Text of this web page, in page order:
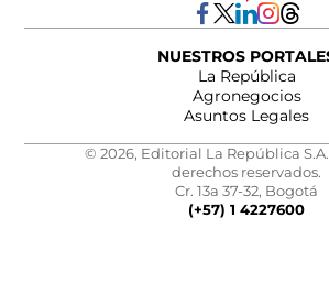
NUESTROS
La República
Agronegocios
Asuntos Legales
© 2026, Editorial La República
derechos reservados.
Cr. 13a 37-32, Bogotá
(+57) 1 4227600